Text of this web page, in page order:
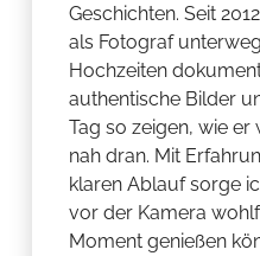
Geschichten. Seit
als Fotograf
Hochzeiten
authentische Bilder
Tag so zeigen, wie
nah dran. Mit
klaren Ablauf sorge
vor der Kamera
Moment genießen